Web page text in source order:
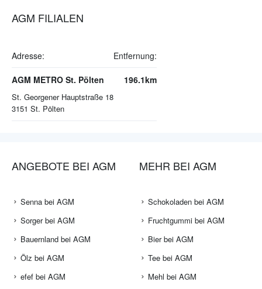
AGM FILIALEN
Adresse: Entfernung:
AGM METRO St. Pölten
St. Georgener Hauptstraße 18
3151 St. Pölten
196.1km
ANGEBOTE BEI AGM
Senna bei AGM
Sorger bei AGM
Bauernland bei AGM
Ölz bei AGM
efef bei AGM
MEHR BEI AGM
Schokoladen bei AGM
Fruchtgummi bei AGM
Bier bei AGM
Tee bei AGM
Mehl bei AGM